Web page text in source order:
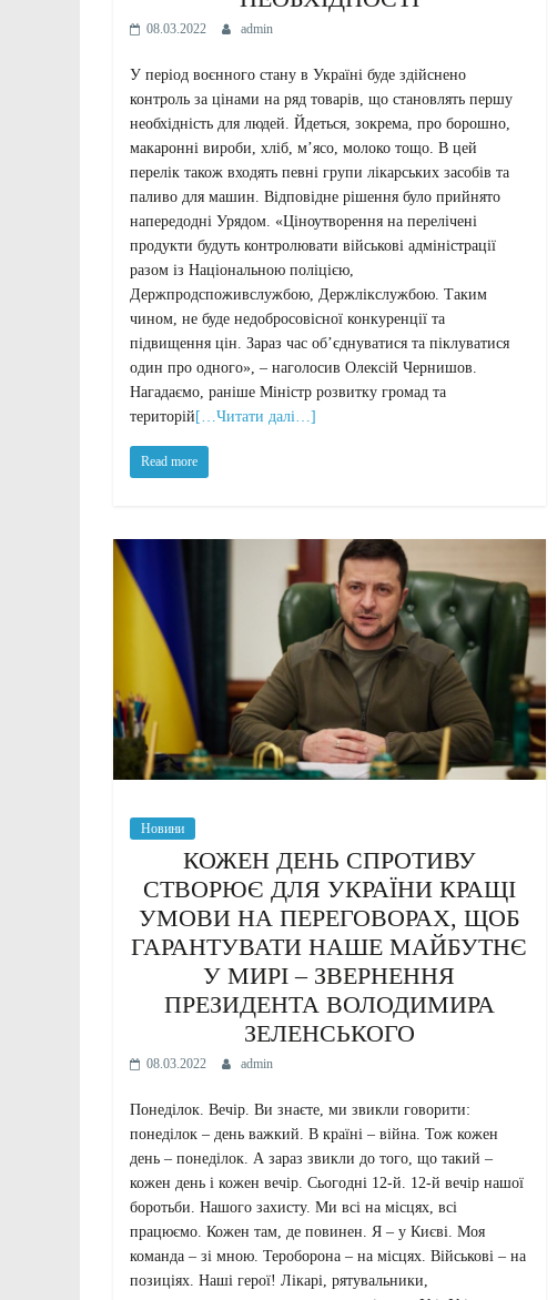
08.03.2022 admin
У період воєнного стану в Україні буде здійснено
контроль за цінами на ряд товарів, що становлять першу
необхідність для людей. Йдеться, зокрема, про борошно,
макаронні вироби, хліб, мʼясо, молоко тощо. В цей
перелік також входять певні групи лікарських засобів та
паливо для машин. Відповідне рішення було прийнято
напередодні Урядом. «Ціноутворення на перелічені
продукти будуть контролювати військові адміністрації
разом із Національною поліцією,
Держпродспоживслужбою, Держлікслужбою. Таким
чином, не буде недобросовісної конкуренції та
підвищення цін. Зараз час обʼєднуватися та піклуватися
один про одного», – наголосив Олексій Чернишов.
Нагадаємо, раніше Міністр розвитку громад та
територій […Читати далі…]
Read more
Новини
КОЖЕН ДЕНЬ СПРОТИВУ
СТВОРЮЄ ДЛЯ УКРАЇНИ КРАЩІ
УМОВИ НА ПЕРЕГОВОРАХ, ЩОБ
ГАРАНТУВАТИ НАШЕ МАЙБУТНЄ
У МИРІ – ЗВЕРНЕННЯ
ПРЕЗИДЕНТА ВОЛОДИМИРА
ЗЕЛЕНСЬКОГО
08.03.2022 admin
Понеділок. Вечір. Ви знаєте, ми звикли говорити:
понеділок – день важкий. В країні – війна. Тож кожен
день – понеділок. А зараз звикли до того, що такий –
кожен день і кожен вечір. Сьогодні 12-й. 12-й вечір нашої
боротьби. Нашого захисту. Ми всі на місцях, всі
працюємо. Кожен там, де повинен. Я – у Києві. Моя
команда – зі мною. Тероборона – на місцях. Військові – на
позиціях. Наші герої! Лікарі, рятувальники,